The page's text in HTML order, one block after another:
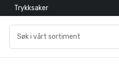
Trykksaker